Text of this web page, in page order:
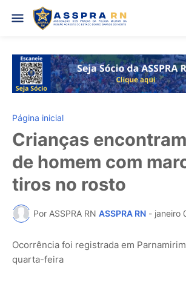
Página inicial
Crianças
de homem com
tiros no rosto
Por ASSPRA RN ASSPRA RN - janeiro
Ocorrência foi registrada em
quarta-feira